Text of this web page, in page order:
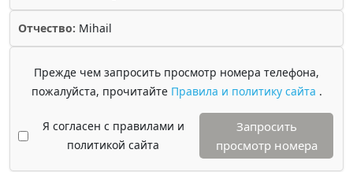
Отчество: Mihail
Прежде чем запросить просмотр номера телефона,
пожалуйста, прочитайте Правила и политику сайта .
Я согласен с правилами и
политикой сайта
Запросить
просмотр номера